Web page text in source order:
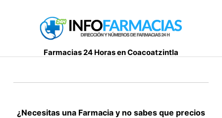
Farmacias 24 Horas en Coacoatzintla
¿Necesitas una Farmacia y no sabes que precios